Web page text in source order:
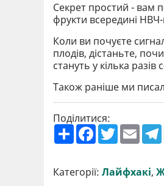
Секрет простий - вам
фрукти всередині
Коли ви почуєте
плодів, дістаньте,
стануть у кілька
Також раніше ми
Поділитися:
П
о
р
и
F
a
b
o
T
w
t
e
E
m
l
Категорії: Лайфхакі,